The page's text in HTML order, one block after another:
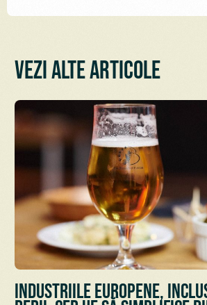
Vezi alte articole
Industriile europene,